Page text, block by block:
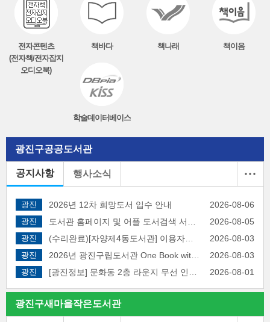
전자콘텐츠
(전자책/전자잡지
오디오북)
책바다 책나래 책이음
학술데이터베이스
광진구공공도서관
공지사항 행사소식
광진 2026년 12차 희망도서 입수 안내 2026-08-06
광진 도서관 홈페이지 및 어플 도서검색 서비스 장애 알림 2026-08-05
광진 (수리완료)[자양제4동도서관] 이용자용 복합기(프린트) 일시 중단 안내 2026-08-03
광진 2026년 광진구립도서관 One Book with 광진 주제도서 선정 2026-08-03
광진 [광진정보] 문화동 2층 라운지 무선 인터넷(Wi-Fi) 신규 설치 안내 2026-08-01
광진구새마을작은도서관